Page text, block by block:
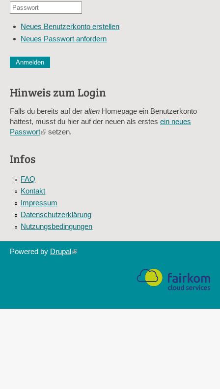
E-
Adresse
Passwort
Neues Benutzerkonto erstellen
Neues Passwort anfordern
Diese Sicherheitsfrage überprüft, ob Sie ein menschlicher
Sag mir nicht, wie viele Sternlein stehen
Hinweis zum Login
Falls du bereits auf der alten Homepage ein Benutzerkonto
hattest, musst du hier auf der neuen als erstes ein neues
Passwort(linksetzen.
Infos
FAQ
Kontakt
Impressum
Datenschutzerklärung
Nutzungsbedingungen
Powered by Drupal(link